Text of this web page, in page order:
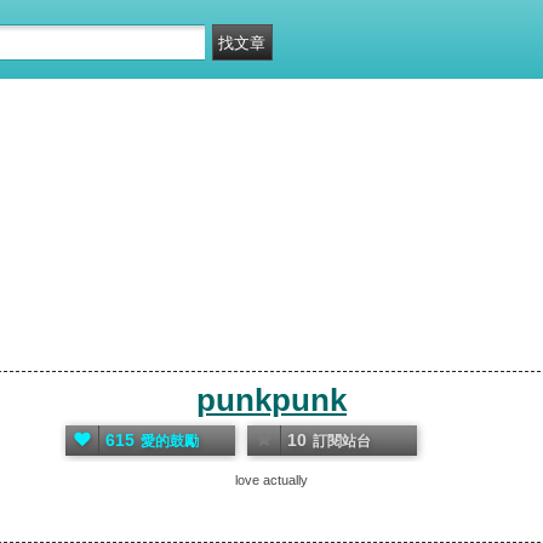
punkpunk
love actually
615 愛的鼓勵 10 訂閱站台